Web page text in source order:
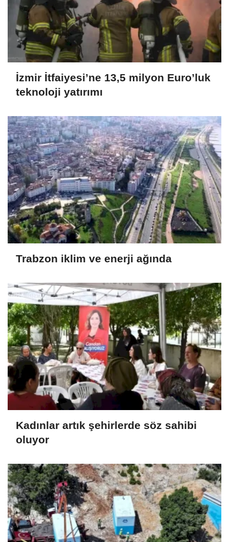
İzmir İtfaiyesi’ne 13,5 milyon Euro’luk
teknoloji yatırımı
Trabzon iklim ve enerji ağında
Kadınlar artık şehirlerde söz sahibi
oluyor